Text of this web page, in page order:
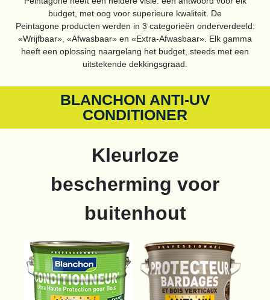
budget, met oog voor superieure kwaliteit. De
Peintagone producten werden in 3 categorieën onderverdeeld:
«Wrijfbaar», «Afwasbaar» en «Extra-Afwasbaar». Elk gamma
heeft een oplossing naargelang het budget, steeds met een
uitstekende dekkingsgraad.
BLANCHON ANTI-UV
CONDITIONER
Kleurloze
bescherming voor
buitenhout